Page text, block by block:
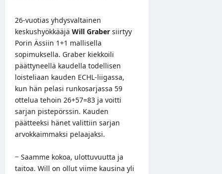
26-vuotias yhdysvaltainen
keskushyökkääjä Will Graber siirtyy
Porin Ässiin 1+1 mallisella
sopimuksella. Graber kiekkoili
päättyneellä kaudella todellisen
loisteliaan kauden ECHL-liigassa,
kun hän pelasi runkosarjassa 59
ottelua tehoin 26+57=83 ja voitti
sarjan pistepörssin. Kauden
päätteeksi hänet valittiin sarjan
arvokkaimmaksi pelaajaksi.
− Saamme kokoa, ulottuvuutta ja
taitoa. Will on ollut viime kausina yli